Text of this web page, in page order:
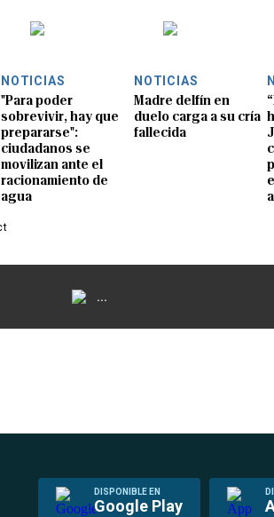
NOTICIAS
"Para poder
sobrevivir, hay que
prepararse":
ciudadanos se
movilizan ante el
racionamiento de
agua
NOTICIAS
Madre delfín en
duelo carga a su cría
fallecida
...
DISPONIBLE EN
Google Play